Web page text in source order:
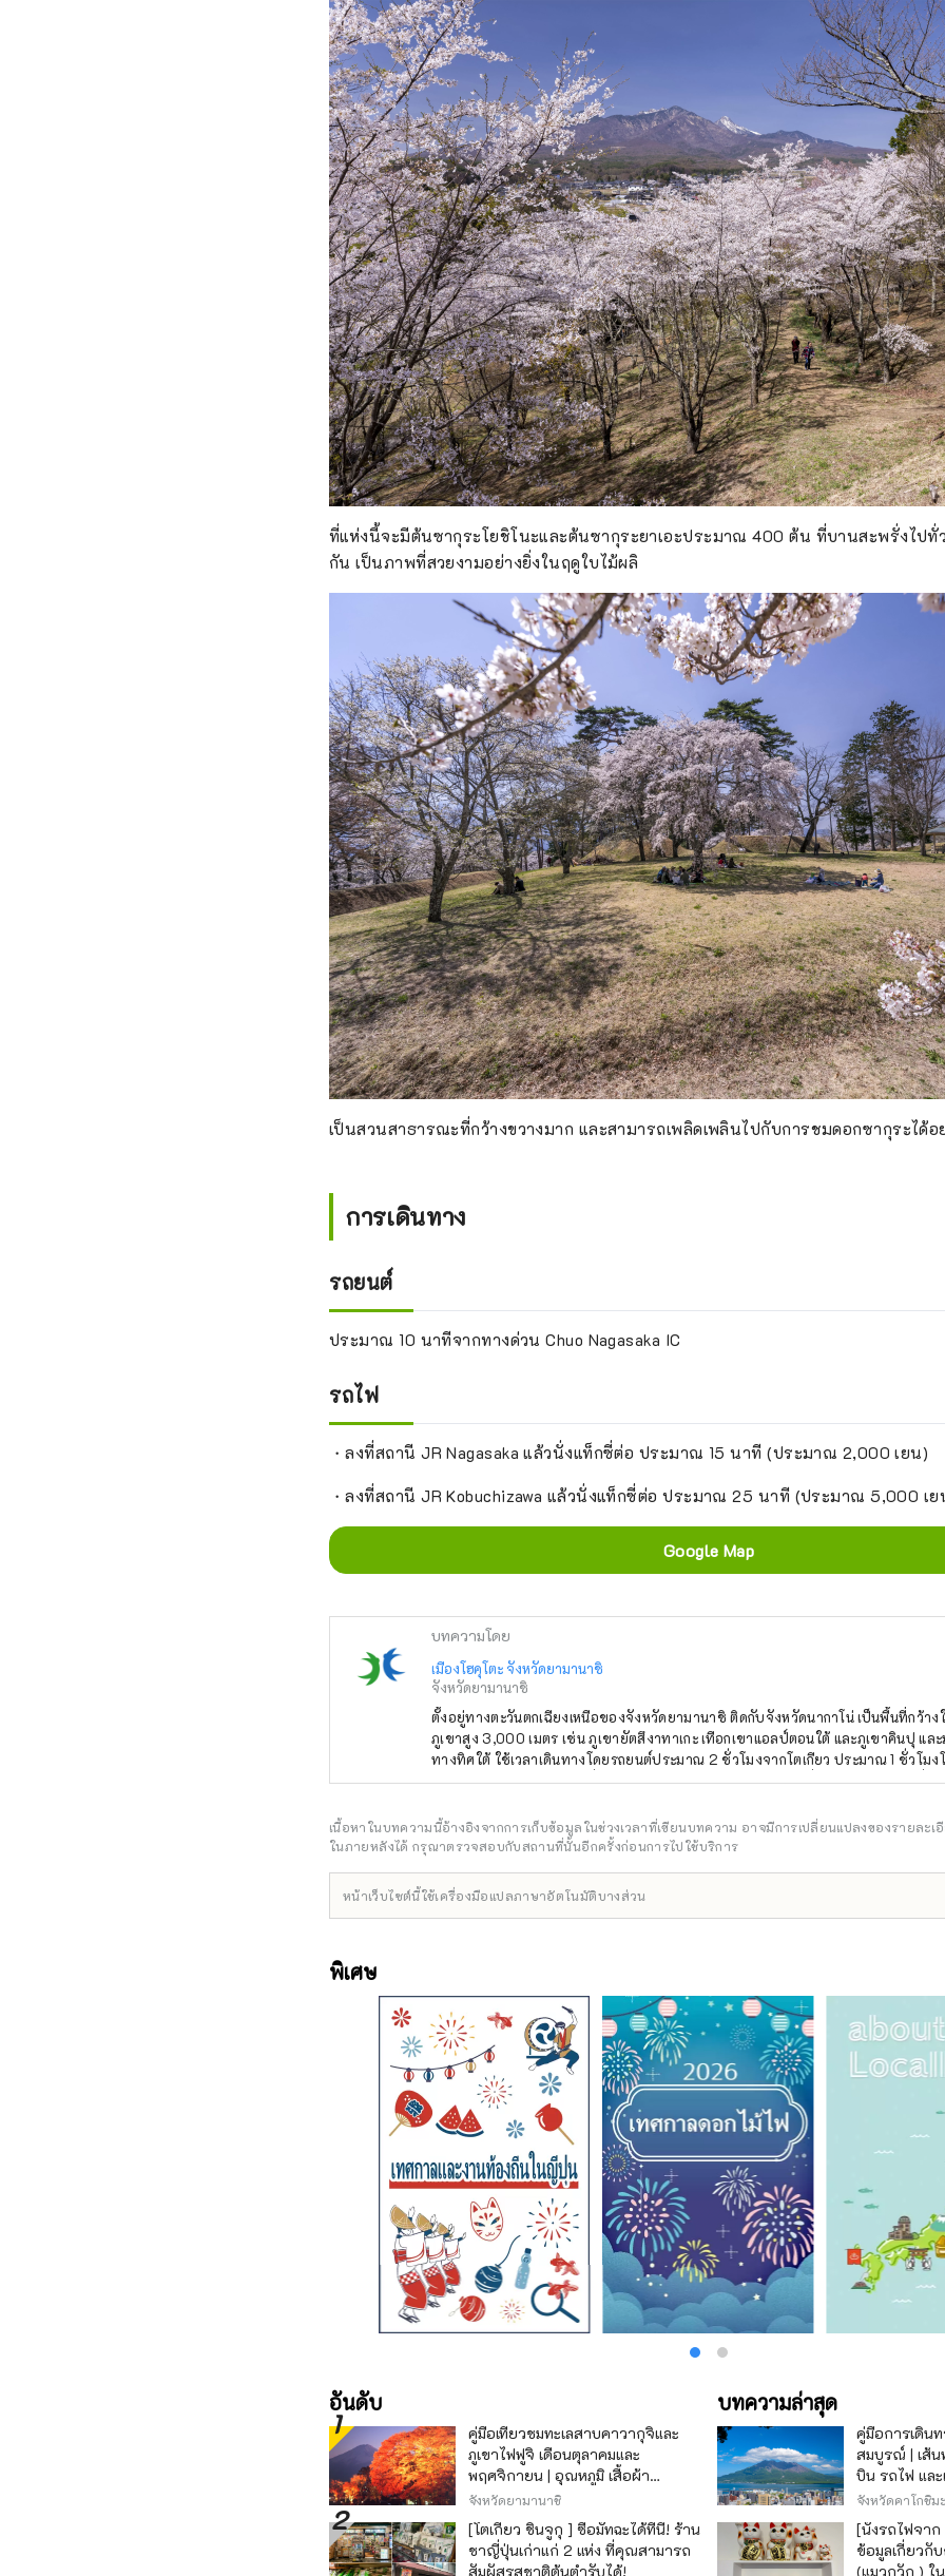
ที่แห่งนี้จะมีต้นซากุระโยชิโนะและต้นซากุระยาเอะประมาณ 400 ต้น ที่บานสะพรั่งไปทั่ว
กัน เป็นภาพที่สวยงามอย่างยิ่งในฤดูใบไม้ผลิ
เป็นสวนสาธารณะที่กว้างขวางมาก และสามารถเพลิดเพลินไปกับการชมดอกซากุระได้
การเดินทาง
รถยนต์
ประมาณ 10 นาทีจากทางด่วน Chuo Nagasaka IC
รถไฟ
・ลงที่สถานี JR Nagasaka แล้วนั่งแท็กซี่ต่อ ประมาณ 15 นาที (ประมาณ 2,000 เยน)
・ลงที่สถานี JR Kobuchizawa แล้วนั่งแท็กซี่ต่อ ประมาณ 25 นาที (ประมาณ 5,000 เย
Google Map
บทความโดย
เมืองโฮคุโตะ จังหวัดยามานาชิ
จังหวัดยามานาชิ
ตั้งอยู่ทางตะวันตกเฉียงเหนือของจังหวัดยามานาชิ ติดกับจังหวัดนากาโน่ เป็นพื้นที่กว้า
ภูเขาสูง 3,000 เมตร เช่น ภูเขายัตสึงาทาเกะ เทือกเขาแอลป์ตอนใต้ และภูเขาคินปุ แล
ทางทิศใต้ ใช้เวลาเดินทางโดยรถยนต์ประมาณ 2 ชั่วโมงจากโตเกียว ประมาณ 1 ชั่วโม
ภูเขาไฟฟูจิ และประมาณ 1 ชั่วโมงโดยรถยนต์จากมัตสึโมโต้ และเนื่องจากการเข้าถึงที่ง่
เลือกให้เป็นหนึ่งใน 100 ผืนน้ำอันโด่งดังของญี่ปุ่น น้ำที่อุดมสมบูรณ์นี้ได้รับความนิยมใน
และเรามีน้ำแร่ที่มีปริมาณการผลิตมากที่สุดแห่งหนึ่งในญี่ปุ่น สาเกผลิตจากน้ำใสเช่นกัน
เนื้อหาในบทความนี้อ้างอิงจากการเก็บข้อมูลในช่วงเวลาที่เขียนบทความ อาจมีการเปลี่ยนแปลงของรายละ
ในภายหลังได้ กรุณาตรวจสอบกับสถานที่นั้นอีกครั้งก่อนการไปใช้บริการ
หน้าเว็บไซต์นี้ใช้เครื่องมือแปลภาษาอัตโนมัติบางส่วน
พิเศษ
อันดับ
คู่มือเที่ยวชมทะเลสาบคาวากุจิและ
ภูเขาไฟฟูจิ เดือนตุลาคมและ
พฤศจิกายน | อุณหภูมิ เสื้อผ้า
เทศกาลใบไม้เปลี่ยนสี และจุดชมวิว
จังหวัดยามานาชิ
[โตเกียว ชินจูกุ ] ซื้อมัทฉะได้ที่นี่! ร้าน
ชาญี่ปุ่นเก่าแก่ 2 แห่ง ที่คุณสามารถ
สัมผัสรสชาติต้นตำรับได้!
บทความล่าสุด
คู่มือการเดิน
สมบูรณ์ | เส้น
บิน รถไฟ และ
จังหวัดคาโกชิมะ
[นั่งรถไฟจา
ข้อมูลเกี่ยวกั
(แมวกวัก ) ใน